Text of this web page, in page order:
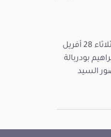
عقد مجلس نواب الشعب اليوم الثلاثاء 28 أفريل
بودربالة
السيد